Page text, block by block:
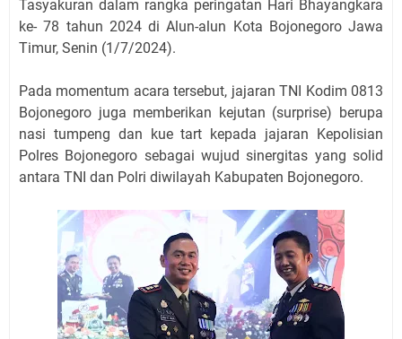
Tasyakuran dalam rangka peringatan Hari Bhayangkara
ke- 78 tahun 2024 di Alun-alun Kota Bojonegoro Jawa
Timur, Senin (1/7/2024).
Pada momentum acara tersebut, jajaran TNI Kodim 0813
Bojonegoro juga memberikan kejutan (surprise) berupa
nasi tumpeng dan kue tart kepada jajaran Kepolisian
Polres Bojonegoro sebagai wujud sinergitas yang solid
antara TNI dan Polri diwilayah Kabupaten Bojonegoro.